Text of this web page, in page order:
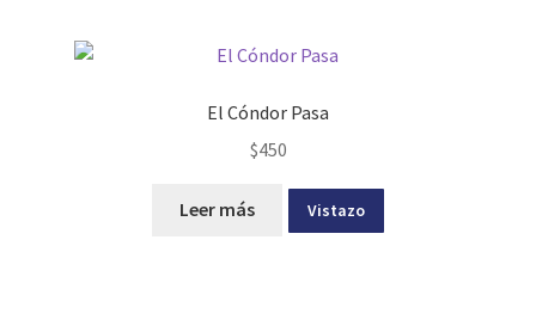
El Cóndor Pasa
$450
Leer más Vistazo